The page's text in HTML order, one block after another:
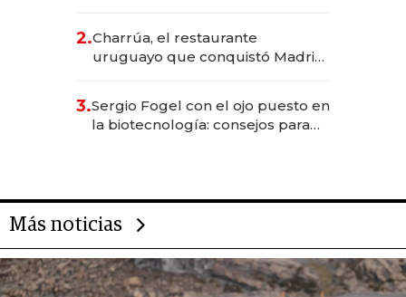
millones
2.Charrúa, el restaurante
uruguayo que conquistó Madrid:
anticipación y prepara apertura
3.Sergio Fogel con el ojo puesto en
la biotecnología: consejos para
Más noticias